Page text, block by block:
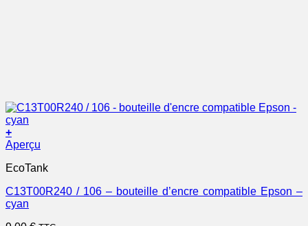
+
Aperçu
EcoTank
C13T00R240 / 106 – bouteille d’encre compatible Epson –
cyan